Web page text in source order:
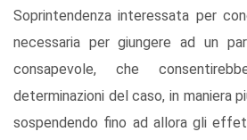
Soprintendenza interessata per
necessaria per giungere ad un
consapevole, che
determinazioni del caso, in maniera
sospendendo fino ad allora gli